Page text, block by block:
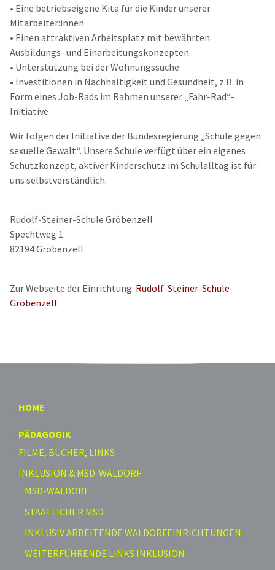
• Eine betriebseigene Kita für die Kinder unserer
Mitarbeiter:innen
• Einen attraktiven Arbeitsplatz mit bewährten
Ausbildungs- und Einarbeitungskonzepten
• Unterstützung bei der Wohnungssuche
• Investitionen in Nachhaltigkeit und Gesundheit, z.B. in
Form eines Job-Rads im Rahmen unserer „Fahr-Rad“-
Initiative
Wir folgen der Initiative der Bundesregierung „Schule gegen
sexuelle Gewalt“. Unsere Schule verfügt über ein eigenes
Schutzkonzept, aktiver Kinderschutz im Schulalltag ist für
uns selbstverständlich.
Rudolf-Steiner-Schule Gröbenzell
Spechtweg 1
82194 Gröbenzell
Zur Webseite der Einrichtung: Rudolf-Steiner-Schule
Gröbenzell
HOME
PÄDAGOGIK
FILME, BÜCHER, LINKS
INKLUSION & MSD-WALDORF
MSD-WALDORF
STAATLICHER MSD
INKLUSIV ARBEITENDE WALDORFEINRICHTUNGEN
WEITERFÜHRENDE LINKS INKLUSION